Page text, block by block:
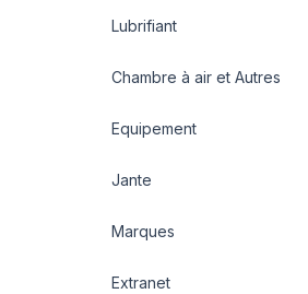
Lubrifiant
Chambre à air et Autres
Equipement
Jante
Marques
Extranet